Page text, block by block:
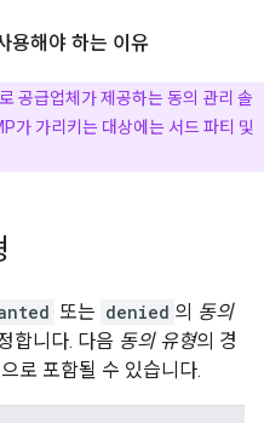
용해야 하는 이유
공급업체가 제공하는 동의 관리 솔
가 가리키는 대상에는 서드 파티 및
또는 denied 의 동의
합니다. 다음 동의 유형의 경
로 포함될 수 있습니다.